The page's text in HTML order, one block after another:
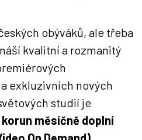
obýváků, ale třeba
kvalitní a rozmanitý
exkluzivních nových
studií je
korun měsíčně doplní